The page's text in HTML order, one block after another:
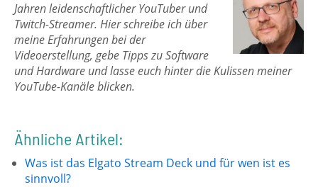
Jahren leidenschaftlicher YouTuber und
Twitch-Streamer. Hier schreibe ich über
meine Erfahrungen bei der
Videoerstellung, gebe Tipps zu Software
und Hardware und lasse euch hinter die Kulissen meiner
YouTube-Kanäle blicken.
Ähnliche Artikel:
Was ist das Elgato Stream Deck und für wen ist es
sinnvoll?